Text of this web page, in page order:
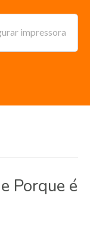
impressora
Porque é